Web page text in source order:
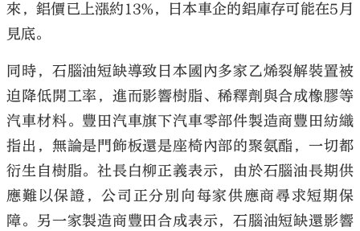
來，鋁價已上漲約13%，日本車企的鋁庫存可能在5月
見底。
同時，石腦油短缺導致日本國內多家乙烯裂解裝置被
迫降低開工率，進而影響樹脂、稀釋劑與合成橡膠等
汽車材料。豐田汽車旗下汽車零部件製造商豐田紡織
指出，無論是門飾板還是座椅內部的聚氨酯，一切都
衍生自樹脂。社長白柳正義表示，由於石腦油長期供
應難以保證，公司正分別向每家供應商尋求短期保
障。另一家製造商豐田合成表示，石腦油短缺還影響